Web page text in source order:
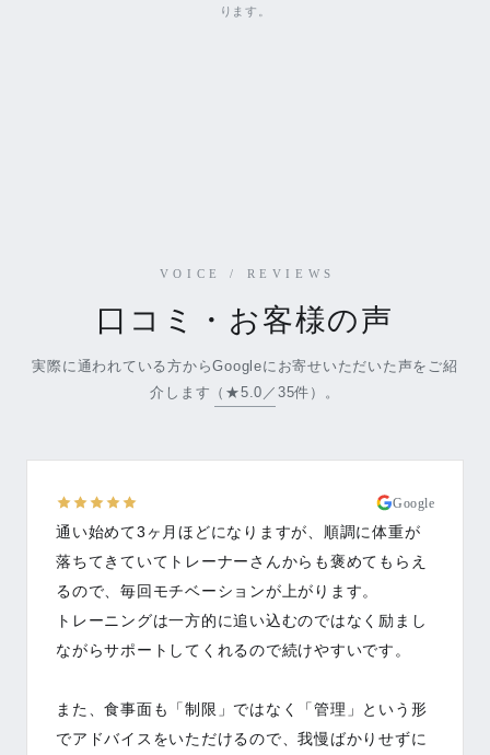
ります。
VOICE / REVIEWS
口コミ・お客様の声
実際に通われている方からGoogleにお寄せいただいた声をご紹
介します（★5.0／35件）。
Google
通い始めて3ヶ月ほどになりますが、順調に体重が
落ちてきていてトレーナーさんからも褒めてもらえ
るので、毎回モチベーションが上がります。
トレーニングは一方的に追い込むのではなく励まし
ながらサポートしてくれるので続けやすいです。
また、食事面も「制限」ではなく「管理」という形
でアドバイスをいただけるので、我慢ばかりせずに